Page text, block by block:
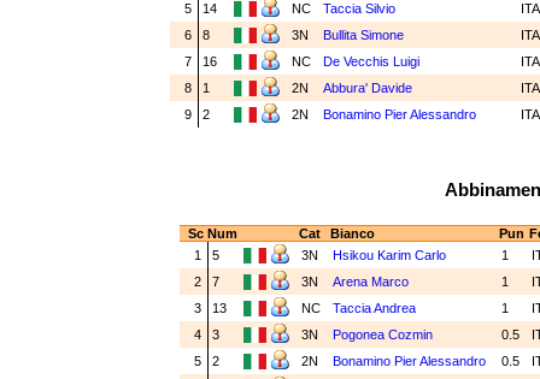
5
14 NC Taccia Silvio
6
8 3N Bullita Simone
7
16 NC De Vecchis Luigi
8
1 2N Abbura' Davide
9
2 2N Bonamino Pier Alessandro
Sc Num Cat Bianco Pun
1
5 3N Hsikou Karim Carlo 1
2
7 3N Arena Marco 1
3
13 NC Taccia Andrea 1
4
3 3N Pogonea Cozmin 0.5
5
2 2N Bonamino Pier Alessandro 0.5